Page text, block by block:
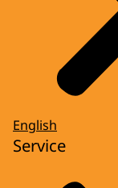
English
Service